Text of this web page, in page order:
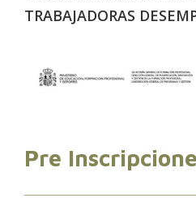
TRABAJADORAS
Pre